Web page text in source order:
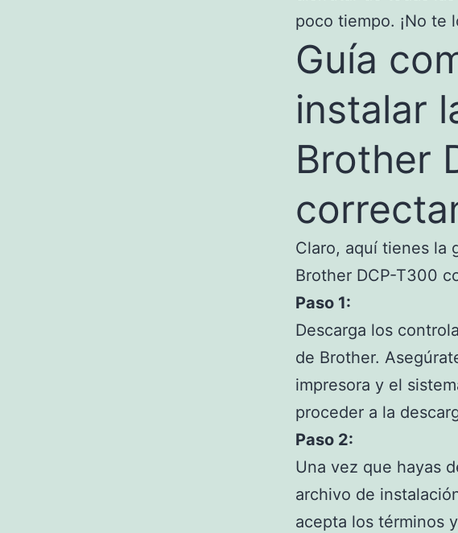
poco tiempo. ¡No te
Guía
instalar
Brother
Claro, aquí tienes la
Brother DCP-T300
Paso 1:
Descarga los
de Brother.
impresora y el
proceder a la
Paso 2:
Una vez que hayas
archivo de
acepta los términos